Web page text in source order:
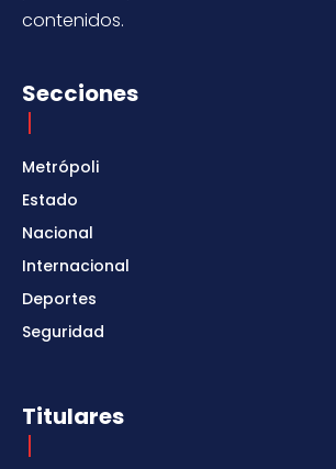
contenidos.
Secciones
Metrópoli
Estado
Nacional
Internacional
Deportes
Seguridad
Titulares